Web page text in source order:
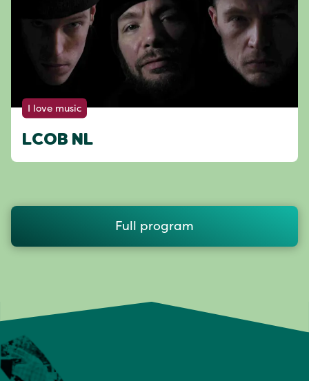
I love music
LCOB NL
Full program